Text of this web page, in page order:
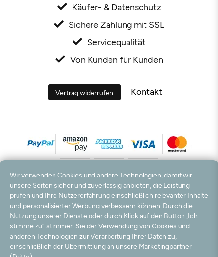
Käufer- & Datenschutz
Sichere Zahlung mit SSL
Servicequalität
Von Kunden für Kunden
Vertrag widerrufen Kontakt
*Alle Preise inkl. MwSt. und zzgl. Versandkosten. **Kostenloser Versand und Rückversand
nur innerhalb Deutschlands und Österreichs.
Hinweis:Wir nutzen Ihre E-Mail Adresse für werbliche Zwecke, die jederzeit widerrufen
werden können. Ihre Daten werden nicht an Dritte weitergegeben.
© 2003 - 2026 Teppichversand24 GmbH / Alle Rechte vorbehalten. powered by
createyourtemplate
Wir verwenden Cookies und andere Technologien, damit wir
unsere Seiten sicher und zuverlässig anbieten, die Leistung
prüfen und Ihre Nutzererfahrung einschließlich relevanter Inhalte
und personalisierter Werbung verbessern können. Durch die
Nutzung unserer Dienste oder durch Klick auf den Button „Ich
stimme zu“ stimmen Sie der Verwendung von Cookies und
anderen Technologien zur Verarbeitung Ihrer Daten zu,
einschließlich der Übermittlung an unsere Marketingpartner